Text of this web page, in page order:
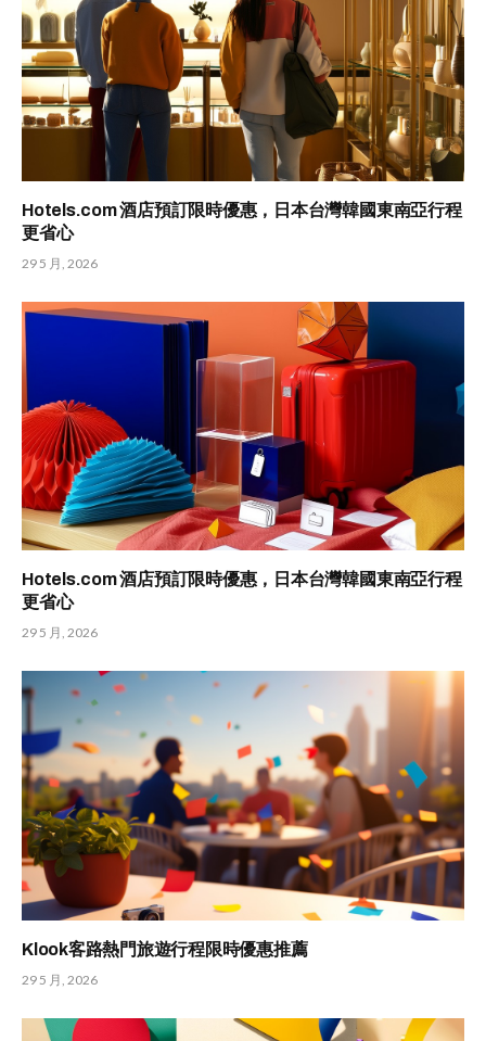
Hotels.com 酒店預訂限時優惠，日本台灣韓國東南亞行程
更省心
29 5 月, 2026
Hotels.com 酒店預訂限時優惠，日本台灣韓國東南亞行程
更省心
29 5 月, 2026
Klook客路熱門旅遊行程限時優惠推薦
29 5 月, 2026